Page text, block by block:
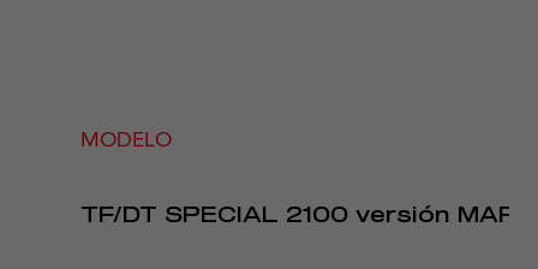
MODELO
TF/DT SPECIAL 2100 versión